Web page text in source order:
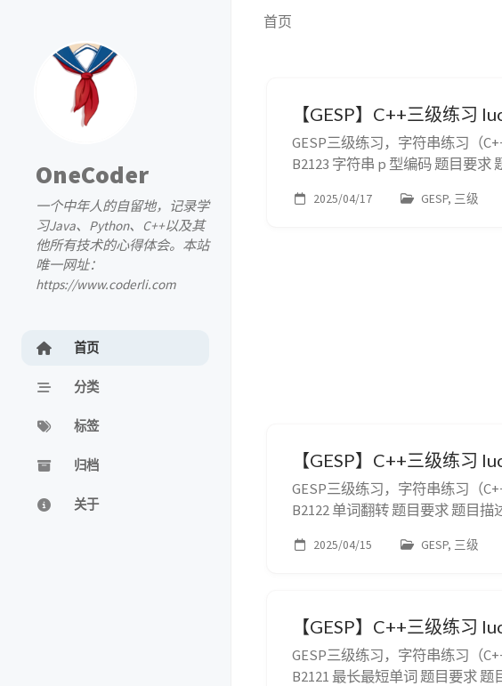
OneCoder
一个中年人的自留地，记录学
习Java、Python、C++以及其
他所有技术的心得体会。本站
唯一网址：
https://www.coderli.com
首页
分类
标签
归档
关于
首页
【GESP】C++三级练习
GESP三级练习，字符串练习
B2123 字符串 p 型编码 题目要求
4、3个1 ，因此我们说12234...
2025/04/17 GESP, 三级
【GESP】C++三级练习
GESP三级练习，字符串练习
B2122 单词翻转 题目要求 题目
句子，单词之间以空格分隔。 输
2025/04/15 GESP, 三级
【GESP】C++三级练习
GESP三级练习，字符串练习
B2121 最长最短单词 题目要求